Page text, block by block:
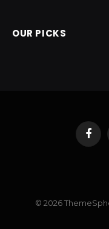
OUR PICKS
© 2026